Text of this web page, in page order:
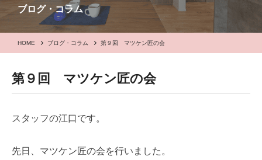
ブログ・コラム
HOME ブログ・コラム 第９回 マツケン匠の会
第９回 マツケン匠の会
スタッフの江口です。
先日、マツケン匠の会を行いました。